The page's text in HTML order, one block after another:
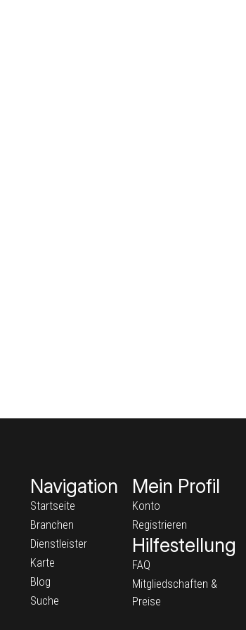
Navigation
Startseite
Branchen
Dienstleister
Karte
Blog
Suche
Mein Profil
Konto
Registrieren
Hilfestellung
FAQ
Mitgliedschaften &
Preise